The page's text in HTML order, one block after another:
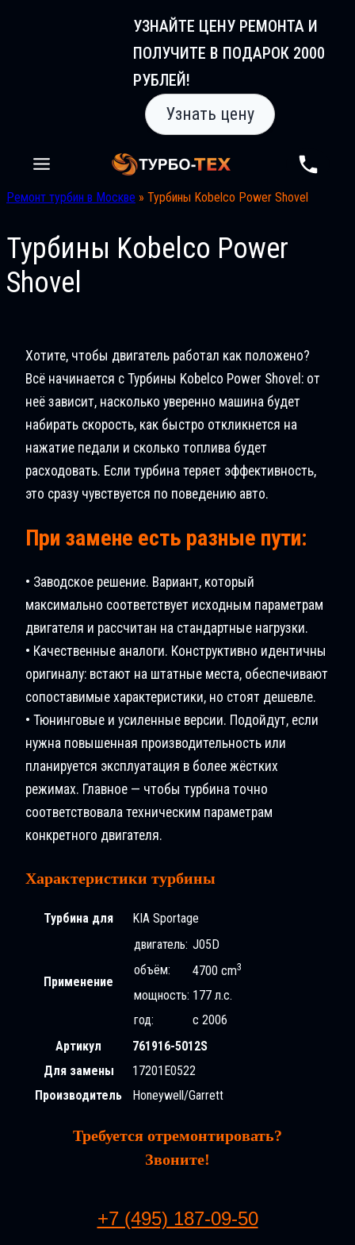
УЗНАЙТЕ ЦЕНУ РЕМОНТА И
ПОЛУЧИТЕ В ПОДАРОК 2000
РУБЛЕЙ!
Узнать цену
Ремонт турбин в Москве » Турбины Kobelco Power Shovel
Турбины Kobelco Power
Shovel
Хотите, чтобы двигатель работал как положено?
Всё начинается с Турбины Kobelco Power Shovel: от
неё зависит, насколько уверенно машина будет
набирать скорость, как быстро откликнется на
нажатие педали и сколько топлива будет
расходовать. Если турбина теряет эффективность,
это сразу чувствуется по поведению авто.
При замене есть разные пути:
• Заводское решение. Вариант, который
максимально соответствует исходным параметрам
двигателя и рассчитан на стандартные нагрузки.
• Качественные аналоги. Конструктивно идентичны
оригиналу: встают на штатные места, обеспечивают
сопоставимые характеристики, но стоят дешевле.
• Тюнинговые и усиленные версии. Подойдут, если
нужна повышенная производительность или
планируется эксплуатация в более жёстких
режимах. Главное — чтобы турбина точно
соответствовала техническим параметрам
конкретного двигателя.
Характеристики турбины
Турбина для KIA Sportage
Применение
двигатель: J05D
объём:
4700 cm3
мощность: 177 л.с.
год:
с 2006
Артикул
761916-5012S
Для замены
17201E0522
Производитель
Honeywell/Garrett
Требуется отремонтировать?
Звоните!
+7 (495) 187-09-50